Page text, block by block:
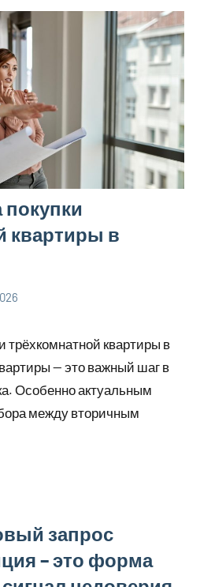
квартиры в
трёхкомнатной квартиры в
— это важный шаг в
Особенно актуальным
между вторичным
запрос
– это форма